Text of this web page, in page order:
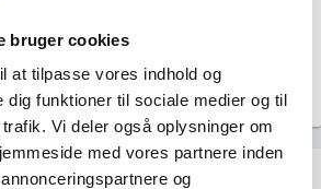
bruger cookies
at tilpasse vores indhold og
dig funktioner til sociale medier og til
Vi deler også oplysninger om
med vores partnere inden
og
ansatte